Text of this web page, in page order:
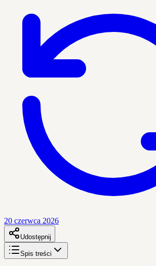
20 czerwca 2026
Udostępnij
Spis treści